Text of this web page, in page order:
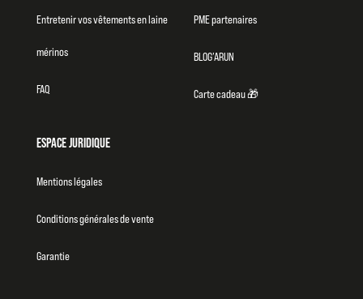
Entretenir vos vêtements en laine
mérinos
FAQ
PME partenaires
BLOG’ARUN
Carte cadeau 🎁
ESPACE JURIDIQUE
Mentions légales
Conditions générales de vente
Garantie